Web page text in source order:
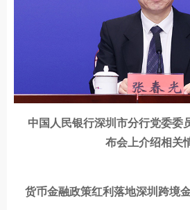
中国人民银行深圳市分行党委委
布会上介绍相关
货币金融政策红利落地深圳跨境